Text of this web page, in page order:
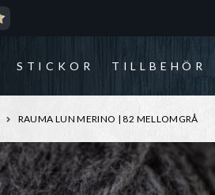
STICKOR TILLBEHÖR
RAUMA LUN MERINO | 82 MELLOMGRÅ